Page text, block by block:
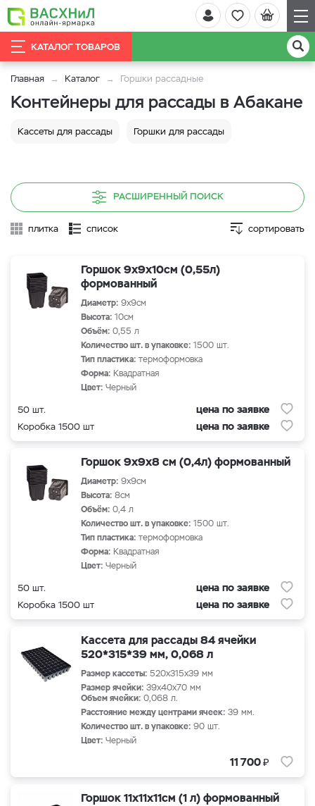
КАТАЛОГ ТОВАРОВ
Главная Каталог Горшки рассадные
Контейнеры для рассады в Абакане
Кассеты для рассады Горшки для рассады
РАСШИРЕННЫЙ ПОИСК
плитка список сортировать
Горшок 9х9х10см (0,55л)
формованный
Диаметр: 9х9см
Высота: 10см
Объём: 0,55 л
Количество шт. в упаковке: 1500 шт.
Тип пластика: термоформовка
Форма: Квадратная
Цвет: Черный
50 шт. цена по заявке
Коробка 1500 шт цена по заявке
Горшок 9х9х8 см (0,4л) формованный
Диаметр: 9х9см
Высота: 8см
Объём: 0,4 л
Количество шт. в упаковке: 1500 шт.
Тип пластика: термоформовка
Форма: Квадратная
Цвет: Черный
50 шт. цена по заявке
Коробка 1500 шт цена по заявке
Кассета для рассады 84 ячейки
520*315*39 мм, 0,068 л
Размер кассеты: 520х315х39 мм
Размер ячейки: 39х40х70 мм
Объем ячейки: 0,068 л.
Расстояние между центрами ячеек: 39 мм.
Количество шт. в упаковке: 90 шт.
Цвет: Черный
11 700₽
Горшок 11х11х11см (1 л) формованный